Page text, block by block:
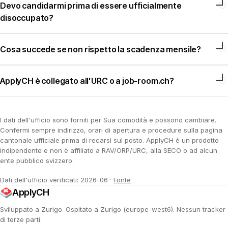
Devo candidarmi prima di essere ufficialmente
disoccupato?
Cosa succede se non rispetto la scadenza mensile?
ApplyCH è collegato all'URC o a job-room.ch?
I dati dell'ufficio sono forniti per Sua comodità e possono cambiare.
Confermi sempre indirizzo, orari di apertura e procedure sulla pagina
cantonale ufficiale prima di recarsi sul posto. ApplyCH è un prodotto
indipendente e non è affiliato a RAV/ORP/URC, alla SECO o ad alcun
ente pubblico svizzero.
Dati dell'ufficio verificati: 2026-06 · Fonte
ApplyCH
Sviluppato a Zurigo. Ospitato a Zurigo (europe-west6). Nessun tracker
di terze parti.